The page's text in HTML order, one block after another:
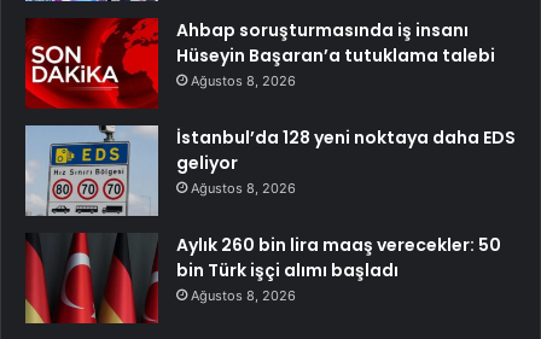
Ahbap soruşturmasında iş insanı
Hüseyin Başaran’a tutuklama talebi
Ağustos 8, 2026
İstanbul’da 128 yeni noktaya daha EDS
geliyor
Ağustos 8, 2026
Aylık 260 bin lira maaş verecekler: 50
bin Türk işçi alımı başladı
Ağustos 8, 2026